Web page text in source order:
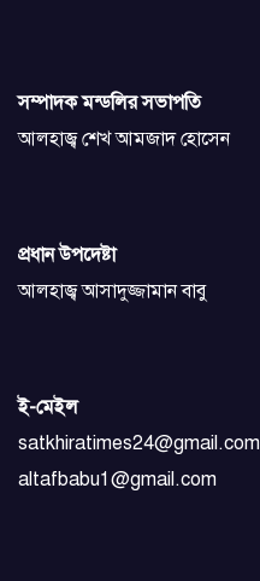
সম্পাদক মন্ডলির সভাপতি
আলহাজ্ব শেখ আমজাদ হোসেন
প্রধান উপদেষ্টা
আলহাজ্ব আসাদুজ্জামান বাবু
ই-মেইল
satkhiratimes24@gmail.com
altafbabu1@gmail.com